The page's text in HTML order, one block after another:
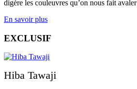
digère les couleuvres qu’on nous fait
En savoir plus
EXCLUSIF
Hiba Tawaji